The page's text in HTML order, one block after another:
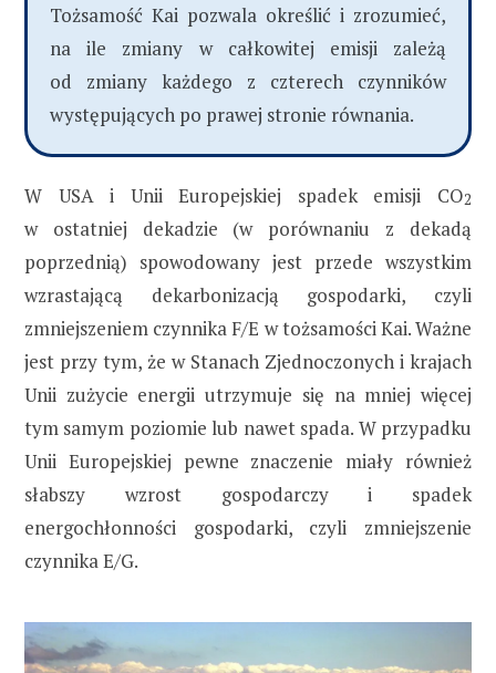
Tożsamość Kai pozwala określić i zrozumieć,
na ile zmiany w całkowitej emisji zależą
od zmiany każdego z czterech czynników
występujących po prawej stronie równania.
W USA i Unii Europejskiej spadek emisji CO2
w ostatniej dekadzie (w porównaniu z dekadą
poprzednią) spowodowany jest przede wszystkim
wzrastającą dekarbonizacją gospodarki, czyli
zmniejszeniem czynnika F/E w tożsamości Kai. Ważne
jest przy tym, że w Stanach Zjednoczonych i krajach
Unii zużycie energii utrzymuje się na mniej więcej
tym samym poziomie lub nawet spada. W przypadku
Unii Europejskiej pewne znaczenie miały również
słabszy wzrost gospodarczy i spadek
energochłonności gospodarki, czyli zmniejszenie
czynnika E/G.